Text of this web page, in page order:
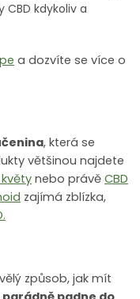
kdykoliv a
a dozvíte se více o
, která se
většinou najdete
květy nebo právě CBD
zajímá zblízka,
způsob, jak mít